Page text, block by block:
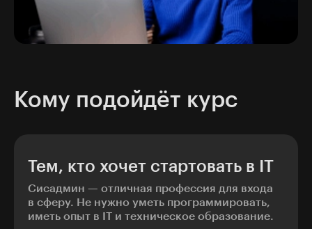
Кому подойдёт курс
Тем, кто хочет стартовать в IT
Сисадмин — отличная профессия для входа
в сферу. Не нужно уметь программировать,
иметь опыт в IT и техническое образование.